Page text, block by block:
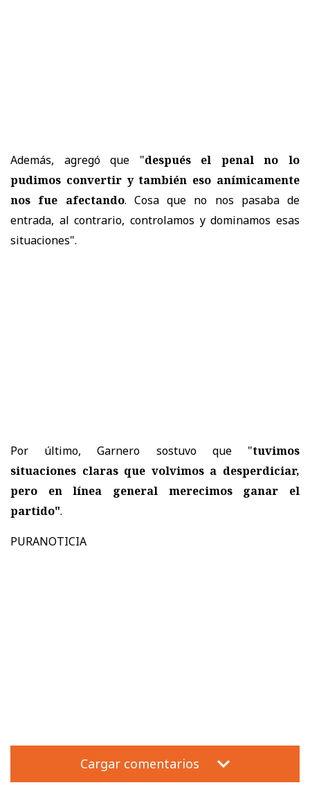
Además, agregó que "después el penal no lo
pudimos convertir y también eso anímicamente
nos fue afectando. Cosa que no nos pasaba de
entrada, al contrario, controlamos y dominamos esas
situaciones".
Por último, Garnero sostuvo que "tuvimos
situaciones claras que volvimos a desperdiciar,
pero en línea general merecimos ganar el
partido".
PURANOTICIA
Cargar comentarios